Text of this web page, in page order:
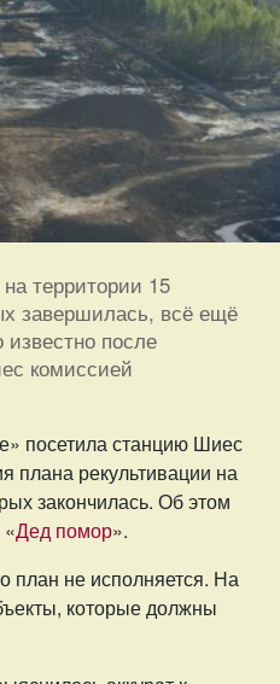
территории 15
завершилась, всё ещё
после
комиссией
посетила станцию Шиес
плана рекультивации на
закончилась. Об этом
Дед помор».
план не исполняется. На
которые должны